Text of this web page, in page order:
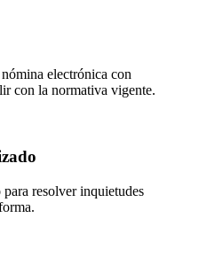
electrónica con
con la normativa vigente.
resolver inquietudes